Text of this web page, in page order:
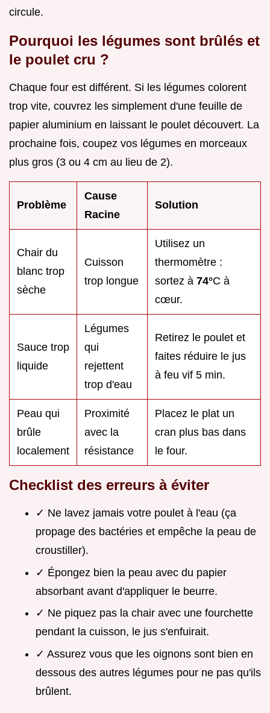
circule.
Pourquoi les légumes sont brûlés et
le poulet cru ?
Chaque four est différent. Si les légumes colorent
trop vite, couvrez les simplement d'une feuille de
papier aluminium en laissant le poulet découvert. La
prochaine fois, coupez vos légumes en morceaux
plus gros (3 ou 4 cm au lieu de 2).
Problème
Cause
Racine
Solution
Chair du
blanc trop
sèche
Cuisson
trop longue
Utilisez un
thermomètre :
sortez à 74°C à
cœur.
Sauce trop
liquide
Légumes
qui
rejettent
trop d'eau
Retirez le poulet et
faites réduire le jus
à feu vif 5 min.
Peau qui
brûle
localement
Proximité
avec la
résistance
Placez le plat un
cran plus bas dans
le four.
Checklist des erreurs à éviter
✓ Ne lavez jamais votre poulet à l'eau (ça
propage des bactéries et empêche la peau de
croustiller).
✓ Épongez bien la peau avec du papier
absorbant avant d'appliquer le beurre.
✓ Ne piquez pas la chair avec une fourchette
pendant la cuisson, le jus s'enfuirait.
✓ Assurez vous que les oignons sont bien en
dessous des autres légumes pour ne pas qu'ils
brûlent.